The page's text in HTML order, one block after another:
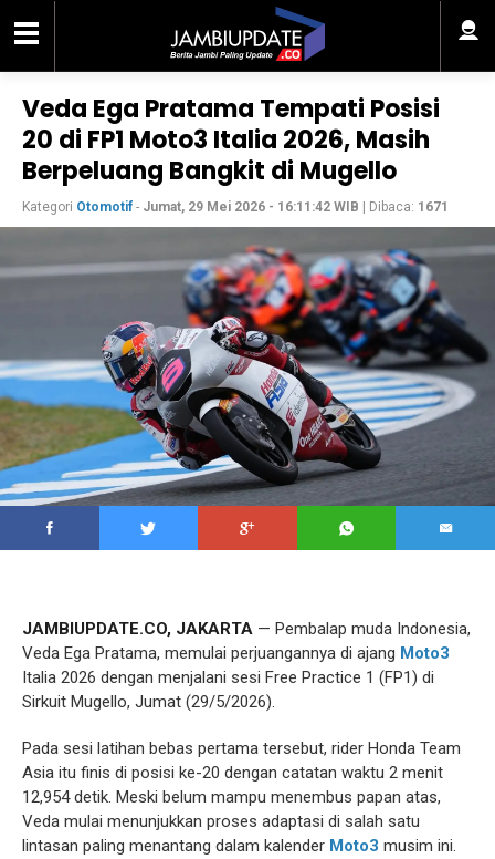
Veda Ega Pratama Tempati Posisi
20 di FP1 Moto3 Italia 2026, Masih
Berpeluang Bangkit di Mugello
Kategori Otomotif - Jumat, 29 Mei 2026 - 16:11:42 WIB | Dibaca: 1671
JAMBIUPDATE.CO, JAKARTA — Pembalap muda Indonesia,
Veda Ega Pratama, memulai perjuangannya di ajang Moto3
Italia 2026 dengan menjalani sesi Free Practice 1 (FP1) di
Sirkuit Mugello, Jumat (29/5/2026).
Pada sesi latihan bebas pertama tersebut, rider Honda Team
Asia itu finis di posisi ke-20 dengan catatan waktu 2 menit
12,954 detik. Meski belum mampu menembus papan atas,
Veda mulai menunjukkan proses adaptasi di salah satu
lintasan paling menantang dalam kalender Moto3 musim ini.